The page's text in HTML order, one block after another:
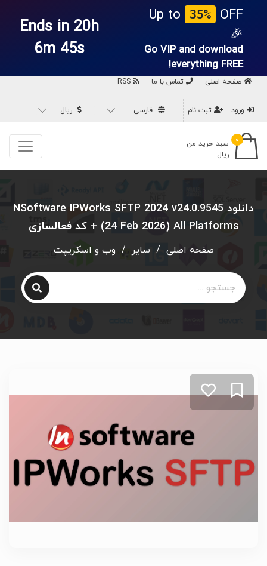
Up to 35%
OFF
🎉
Go VIP and download
everything FREE!
Ends in 20h
6m 44s
صفحه اصلی تماس با ما
ورود ثبت نام فارسی ریال
۰
سبد خرید من
ریال
دانلود NSoftware IPWorks SFTP 2024 v24.0.9545
(24 Feb 2026) All Platforms + کد فعالسازی
صفحه اصلی / سایر / وب و اسکریپت